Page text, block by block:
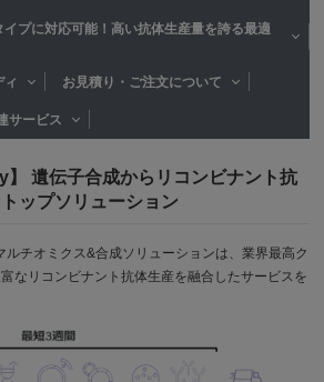
プに対応可能！高い抗体生産量を誇る最適
ィ お見積り・ご注文について
サービス
】 遺伝子合成からリコンビナント抗
ップソリューション
チオミクス&合成ソリューションは、業界最高ク
なリコンビナント抗体生産を融合したサービスを